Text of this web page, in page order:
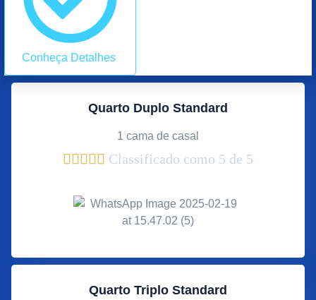
Conheça Detalhes
Quarto Duplo Standard
1 cama de casal
 Classificado como 5 de 5
Quarto Triplo Standard